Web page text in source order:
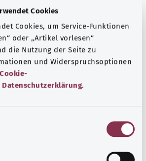
Cookies
Cookies, um Service-Funktionen
oder „Artikel vorlesen“
die Nutzung der Seite zu
und Widerspruchsoptionen
Cookie-
Datenschutzerklärung.